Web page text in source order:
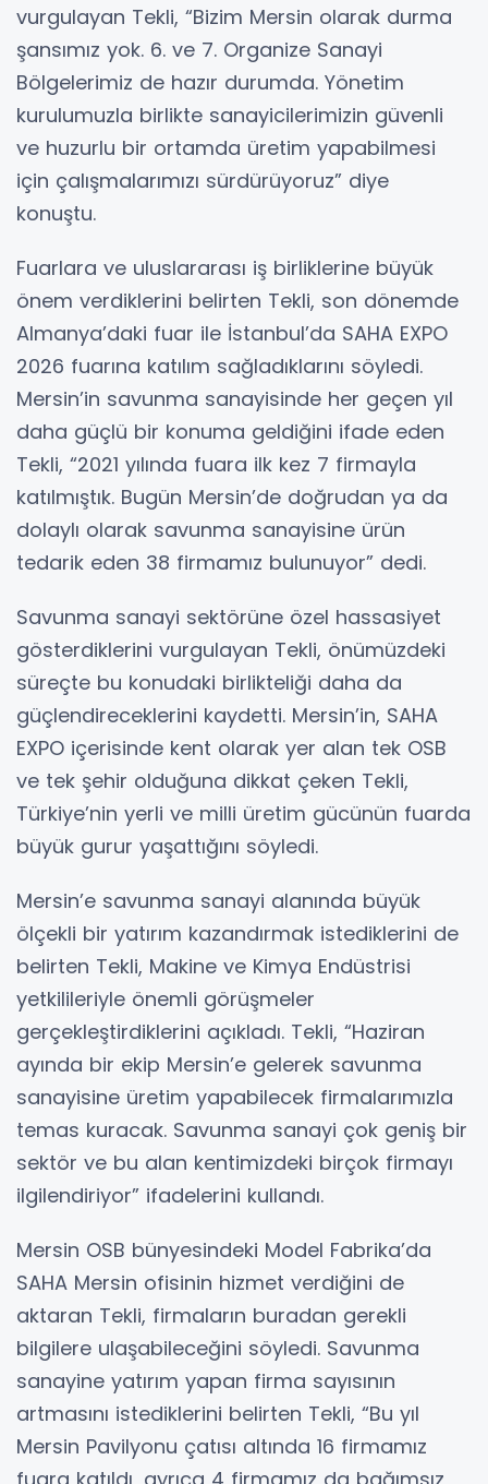
vurgulayan Tekli, “Bizim Mersin olarak durma
şansımız yok. 6. ve 7. Organize Sanayi
Bölgelerimiz de hazır durumda. Yönetim
kurulumuzla birlikte sanayicilerimizin güvenli
ve huzurlu bir ortamda üretim yapabilmesi
için çalışmalarımızı sürdürüyoruz” diye
konuştu.
Fuarlara ve uluslararası iş birliklerine büyük
önem verdiklerini belirten Tekli, son dönemde
Almanya’daki fuar ile İstanbul’da SAHA EXPO
2026 fuarına katılım sağladıklarını söyledi.
Mersin’in savunma sanayisinde her geçen yıl
daha güçlü bir konuma geldiğini ifade eden
Tekli, “2021 yılında fuara ilk kez 7 firmayla
katılmıştık. Bugün Mersin’de doğrudan ya da
dolaylı olarak savunma sanayisine ürün
tedarik eden 38 firmamız bulunuyor” dedi.
Savunma sanayi sektörüne özel hassasiyet
gösterdiklerini vurgulayan Tekli, önümüzdeki
süreçte bu konudaki birlikteliği daha da
güçlendireceklerini kaydetti. Mersin’in, SAHA
EXPO içerisinde kent olarak yer alan tek OSB
ve tek şehir olduğuna dikkat çeken Tekli,
Türkiye’nin yerli ve milli üretim gücünün fuarda
büyük gurur yaşattığını söyledi.
Mersin’e savunma sanayi alanında büyük
ölçekli bir yatırım kazandırmak istediklerini de
belirten Tekli, Makine ve Kimya Endüstrisi
yetkilileriyle önemli görüşmeler
gerçekleştirdiklerini açıkladı. Tekli, “Haziran
ayında bir ekip Mersin’e gelerek savunma
sanayisine üretim yapabilecek firmalarımızla
temas kuracak. Savunma sanayi çok geniş bir
sektör ve bu alan kentimizdeki birçok firmayı
ilgilendiriyor” ifadelerini kullandı.
Mersin OSB bünyesindeki Model Fabrika’da
SAHA Mersin ofisinin hizmet verdiğini de
aktaran Tekli, firmaların buradan gerekli
bilgilere ulaşabileceğini söyledi. Savunma
sanayine yatırım yapan firma sayısının
artmasını istediklerini belirten Tekli, “Bu yıl
Mersin Pavilyonu çatısı altında 16 firmamız